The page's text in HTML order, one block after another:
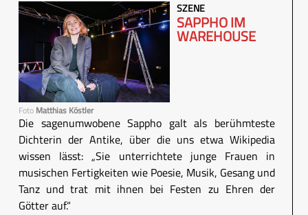
Foto Matthias Köstler
SZENE
SAPPHO IM
WAREHOUSE
Die sagenumwobene Sappho galt als berühmteste
Dichterin der Antike, über die uns etwa Wikipedia
wissen lässt: „Sie unterrichtete junge Frauen in
musischen Fertigkeiten wie Poesie, Musik, Gesang und
Tanz und trat mit ihnen bei Festen zu Ehren der
Götter auf.“